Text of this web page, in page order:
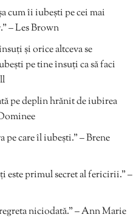
cum îi iubești pe cei mai
– Les Brown
și orice altceva se
pe tine însuți ca să faci
pe deplin hrănit de iubirea
pe care îl iubești.” – Brene
este primul secret al fericirii.” –
niciodată.” – Ann Marie